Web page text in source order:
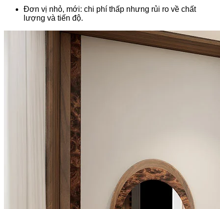
Đơn vị nhỏ, mới: chi phí thấp nhưng rủi ro về chất
lượng và tiến độ.